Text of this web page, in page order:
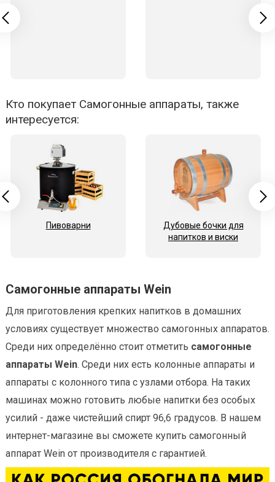
Кто покупает Самогонные аппараты, также
интересуется:
Пивоварни
Дубовые бочки для
напитков и виски
Самогонные аппараты Wein
Для приготовления крепких напитков в домашних
условиях существует множество самогонных аппаратов.
Среди них определённо стоит отметить самогонные
аппараты Wein. Среди них есть колонные аппараты и
аппараты с колонного типа с узлами отбора. На таких
машинах можно готовить любые напитки без особых
усилий - даже чистейший спирт 96,6 градусов. В нашем
интернет-магазине вы сможете купить самогонный
аппарат Wein от производителя с гарантией.